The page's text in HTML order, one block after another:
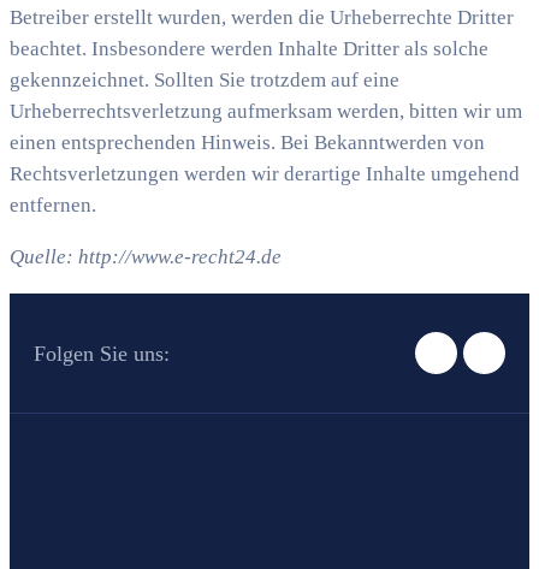
Betreiber erstellt wurden, werden die Urheberrechte Dritter
beachtet. Insbesondere werden Inhalte Dritter als solche
gekennzeichnet. Sollten Sie trotzdem auf eine
Urheberrechtsverletzung aufmerksam werden, bitten wir um
einen entsprechenden Hinweis. Bei Bekanntwerden von
Rechtsverletzungen werden wir derartige Inhalte umgehend
entfernen.
Quelle: http://www.e-recht24.de
Folgen Sie uns: